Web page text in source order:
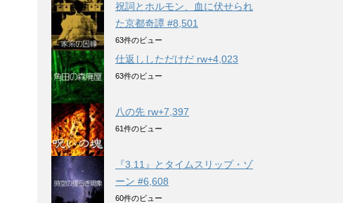
祝詞とホルモン、血に伏せられ
た京都奇譚 #8,501
63件のビュー
仕返ししただけだ rw+4,023
63件のビュー
八の先 rw+7,397
61件のビュー
『3.11』とタイムスリップ・ゾ
ーン #6,608
60件のビュー